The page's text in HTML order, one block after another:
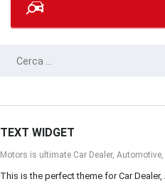
RICERCA
TEXT WIDGET
Motors is ultimate Car Dealer,
This is the perfect theme for Car